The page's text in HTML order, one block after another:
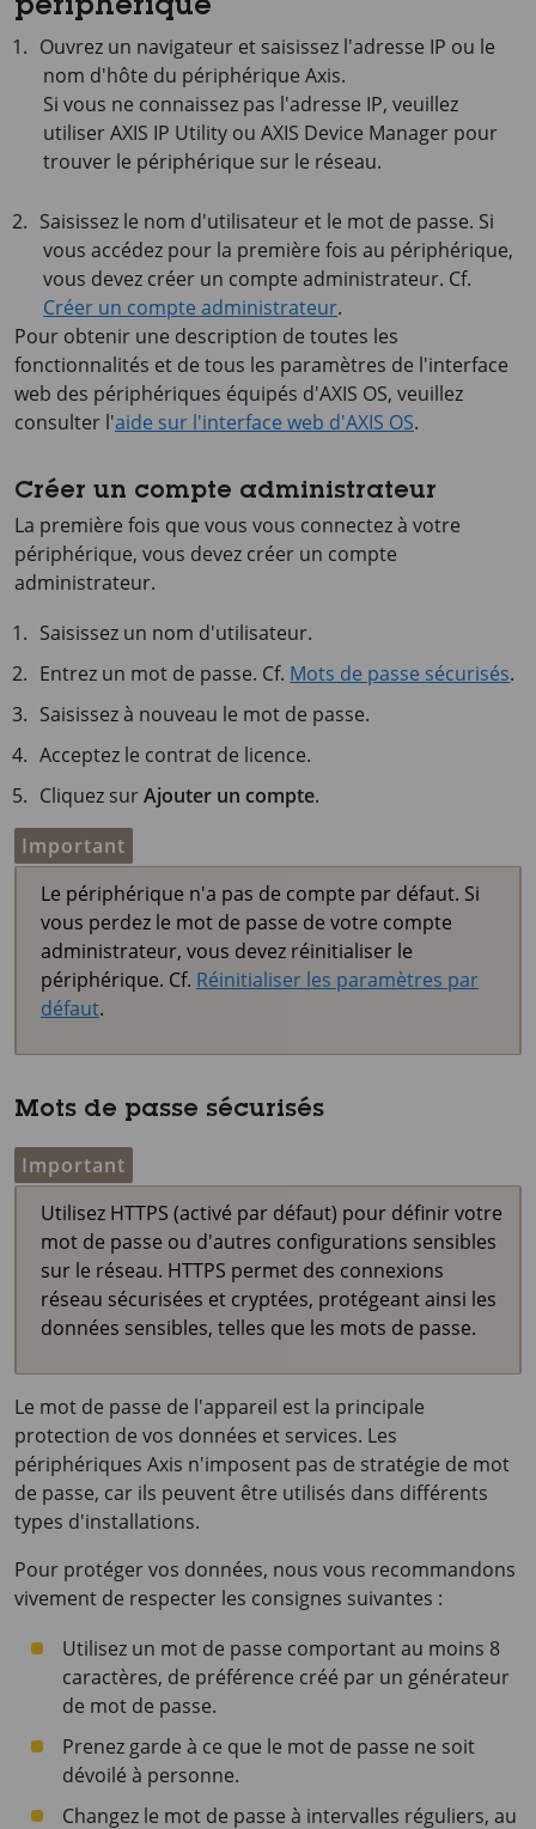
périphérique
Ouvrez un navigateur et saisissez l'adresse IP ou le
nom d'hôte du périphérique Axis.
Si vous ne connaissez pas l'adresse IP, veuillez
utiliserAXIS IP Utility ou AXIS Device Manager pour
trouver le périphérique sur le réseau.
Saisissez le nom d'utilisateur et le mot de passe. Si
vous accédez pour la première fois au périphérique,
vous devez créer un compte administrateur. Cf.
Créer un compte administrateur.
Pour obtenir une description de toutes les
fonctionnalités et de tous les paramètres de l'interface
web des périphériques équipés d'AXIS OS, veuillez
consulter l'aide sur l'interface web d'AXIS OS.
Créer un compte administrateur
La première fois que vous vous connectez à votre
périphérique, vous devez créer un compte
administrateur.
Saisissez un nom d'utilisateur.
Entrez un mot de passe. Cf. Mots de passe sécurisés.
Saisissez à nouveau le mot de passe.
Acceptez le contrat de licence.
Cliquez surAjouter un compte.
Important
Le périphérique n'a pas de compte par défaut. Si
vous perdez le mot de passe de votre compte
administrateur, vous devez réinitialiser le
périphérique. Cf. Réinitialiser les paramètres par
défaut.
Mots de passe sécurisés
Important
Utilisez HTTPS (activé par défaut) pour définir votre
mot de passe ou d'autres configurations sensibles
sur le réseau. HTTPS permet des connexions
réseau sécurisées et cryptées, protégeant ainsi les
données sensibles, telles que les mots de passe.
Le mot de passe de l'appareil est la principale
protection de vos données et services. Les
périphériques Axis n'imposent pas de stratégie de mot
de passe, car ils peuvent être utilisés dans différents
types d'installations.
Pour protéger vos données, nous vous recommandons
vivement de respecter les consignes suivantes :
Utilisez un mot de passe comportant au moins 8
caractères, de préférence créé par un générateur
de mot de passe.
Prenez garde à ce que le mot de passe ne soit
dévoilé à personne.
Changez le mot de passe à intervalles réguliers, au